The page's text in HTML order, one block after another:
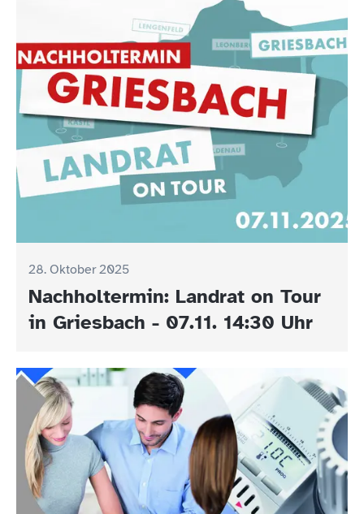
28. Oktober 2025
Nachholtermin: Landrat on Tour
in Griesbach - 07.11. 14:30 Uhr